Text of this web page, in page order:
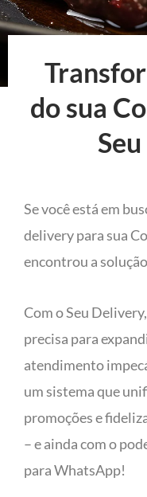
do sua
Se você está em
delivery para sua
encontrou a
Com o Seu
precisa para
atendimento
um sistema que
promoções e
– e ainda com o
para WhatsApp!